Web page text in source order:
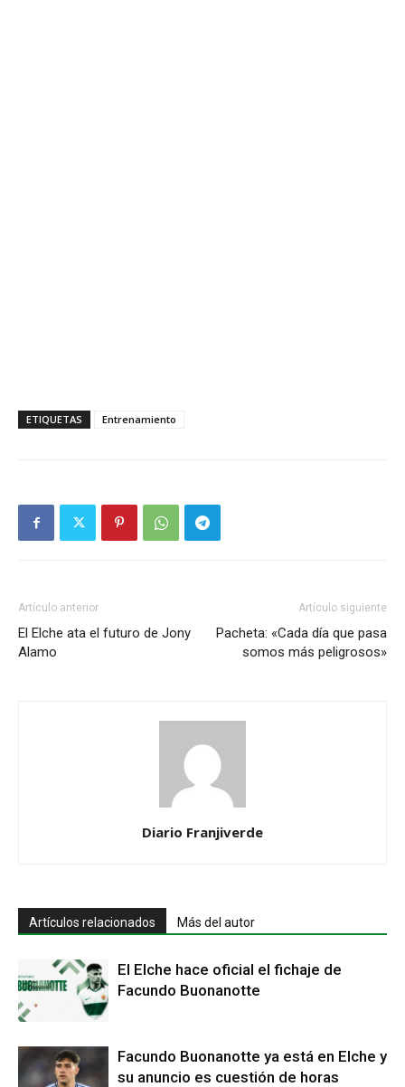
ETIQUETAS Entrenamiento
Artículo anterior
El Elche ata el futuro de Jony
Alamo
Artículo siguiente
Pacheta: «Cada día que pasa
somos más peligrosos»
Diario Franjiverde
Artículos relacionados Más del autor
El Elche hace oficial el fichaje de
Facundo Buonanotte
Facundo Buonanotte ya está en Elche y
su anuncio es cuestión de horas